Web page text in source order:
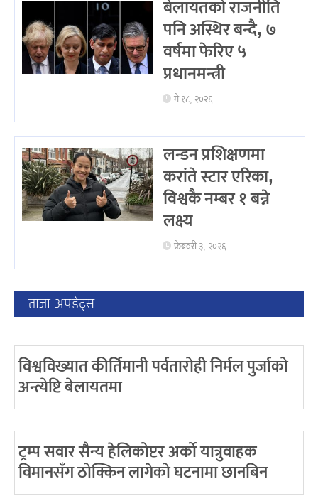
बेलायतको राजनीति
पनि अस्थिर बन्दै, ७
वर्षमा फेरिए ५
प्रधानमन्त्री
मे १८, २०२६
लन्डन प्रशिक्षणमा
करांते स्टार एरिका,
विश्वकै नम्बर १ बन्ने
लक्ष्य
फ्रेब्रवरी ३, २०२६
ताजा अपडेट्स
विश्वविख्यात कीर्तिमानी पर्वतारोही निर्मल पुर्जाको
अन्त्येष्टि बेलायतमा
ट्रम्प सवार सैन्य हेलिकोप्टर अर्को यात्रुवाहक
विमानसँग ठोक्किन लागेको घटनामा छानबिन